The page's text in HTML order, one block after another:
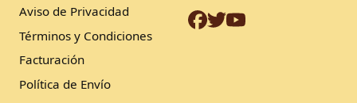
Aviso de Privacidad
Términos y Condiciones
Facturación
Política de Envío